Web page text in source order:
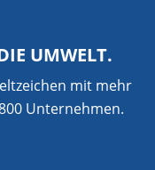
UMWELT.
mit mehr
Unternehmen.